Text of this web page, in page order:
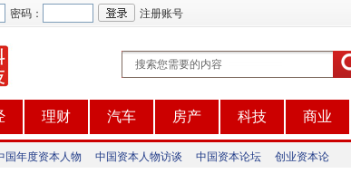
密码： 注册账号
理财 汽车 房产 科技 商业
国年度资本人物 中国资本人物访谈 中国资本论坛 创业资本论